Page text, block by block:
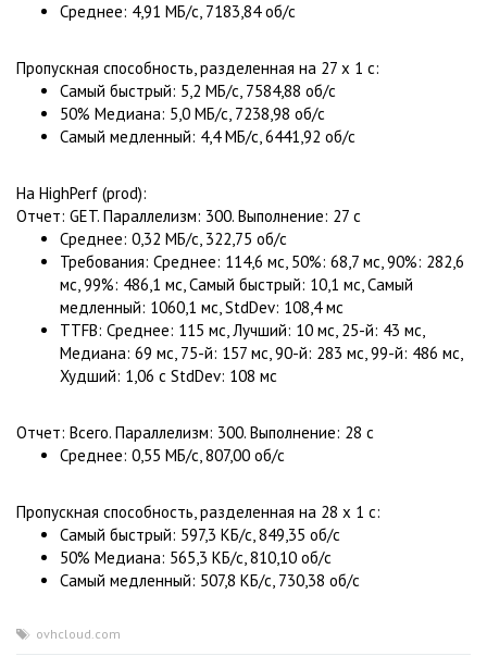
Среднее: 4,91 МБ/с, 7183,84 об/с
Пропускная способность, разделенная на 27 x 1 с:
Самый быстрый: 5,2 МБ/с, 7584,88 об/с
50% Медиана: 5,0 МБ/с, 7238,98 об/с
Самый медленный: 4,4 МБ/с, 6441,92 об/с
На HighPerf (prod):
Отчет: GET. Параллелизм: 300. Выполнение: 27 с
Среднее: 0,32 МБ/с, 322,75 об/с
Требования: Среднее: 114,6 мс, 50%: 68,7 мс, 90%: 282,6
мс, 99%: 486,1 мс, Самый быстрый: 10,1 мс, Самый
медленный: 1060,1 мс, StdDev: 108,4 мс
TTFB: Среднее: 115 мс, Лучший: 10 мс, 25-й: 43 мс,
Медиана: 69 мс, 75-й: 157 мс, 90-й: 283 мс, 99-й: 486 мс,
Худший: 1,06 с StdDev: 108 мс
Отчет: Всего. Параллелизм: 300. Выполнение: 28 с
Среднее: 0,55 МБ/с, 807,00 об/с
Пропускная способность, разделенная на 28 x 1 с:
Самый быстрый: 597,3 КБ/с, 849,35 об/с
50% Медиана: 565,3 КБ/с, 810,10 об/с
Самый медленный: 507,8 КБ/с, 730,38 об/с
ovhcloud.com